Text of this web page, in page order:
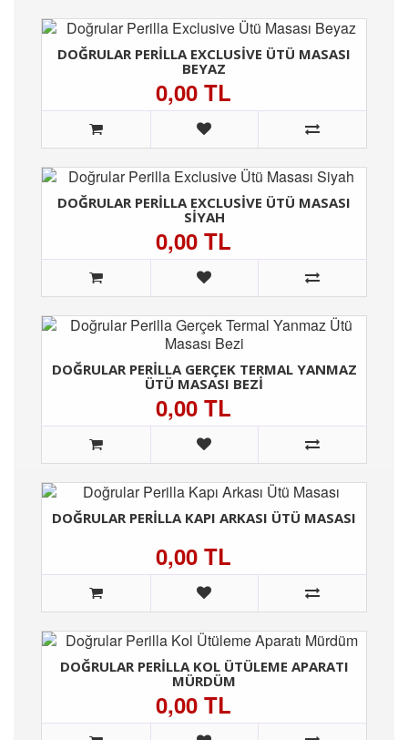
DOĞRULAR PERILLA EXCLUSIVE ÜTÜ MASASI
BEYAZ
0,00 TL
DOĞRULAR PERILLA EXCLUSIVE ÜTÜ MASASI
SIYAH
0,00 TL
DOĞRULAR PERILLA GERÇEK TERMAL YANMAZ
ÜTÜ MASASI BEZI
0,00 TL
DOĞRULAR PERILLA KAPI ARKASI ÜTÜ MASASI
0,00 TL
DOĞRULAR PERILLA KOL ÜTÜLEME APARATI
MÜRDÜM
0,00 TL